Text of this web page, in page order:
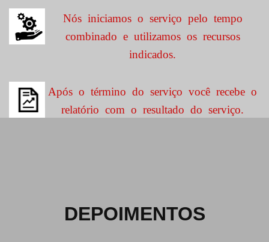
Nós iniciamos o serviço pelo tempo
combinado e utilizamos os recursos
indicados.
Após o término do serviço você recebe o
relatório com o resultado do serviço.
DEPOIMENTOS